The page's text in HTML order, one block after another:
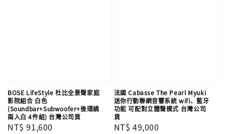
BOSE LifeStyle 杜比全景聲家庭
影院組合 白色
(Soundbar+Subwoofer+後環繞
兩入白 4件組) 台灣公司貨
Regular
NT$ 91,600
法國 Cabasse The Pearl Myuki
迷你行動聯網音響系統 wifi、藍牙
功能 可配對立體聲模式 台灣公司
貨
Regular
NT$ 49,000